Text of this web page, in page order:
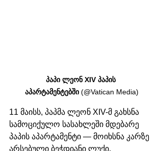
პაპი ლეონ XIV პაპის
აპარტამენტებში (@Vatican Media)
11 მაისს, პაპმა ლეონ XIV-მ გახსნა
სამოციქულო სასახლეში მდებარე
პაპის აპარტამენტი — მოიხსნა კარზე
არსებული ბეჭდიანი ლუქი,